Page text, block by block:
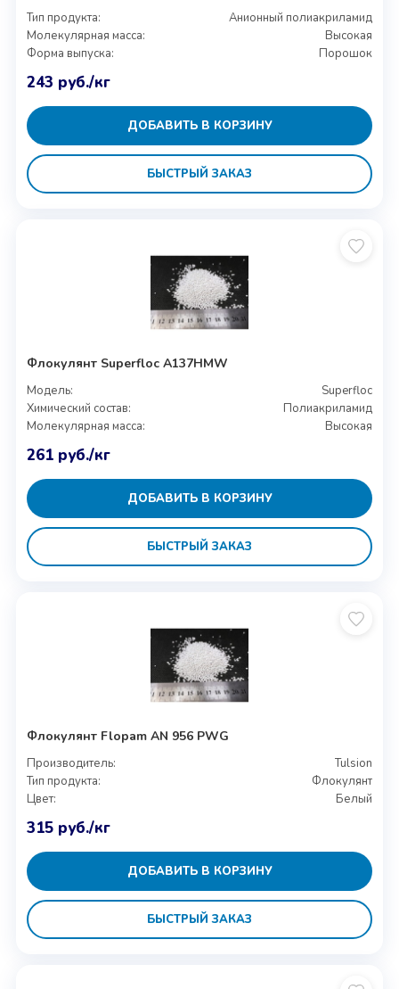
Тип продукта:
Анионный полиакриламид
Молекулярная масса:
Высокая
Форма выпуска:
Порошок
243 руб./кг
ДОБАВИТЬ В КОРЗИНУ
БЫСТРЫЙ ЗАКАЗ
Флокулянт Superfloc A137HMW
Модель:
Superfloc
Химический состав:
Полиакриламид
Молекулярная масса:
Высокая
261 руб./кг
ДОБАВИТЬ В КОРЗИНУ
БЫСТРЫЙ ЗАКАЗ
Флокулянт Flopam AN 956 PWG
Производитель:
Tulsion
Тип продукта:
Флокулянт
Цвет:
Белый
315 руб./кг
ДОБАВИТЬ В КОРЗИНУ
БЫСТРЫЙ ЗАКАЗ